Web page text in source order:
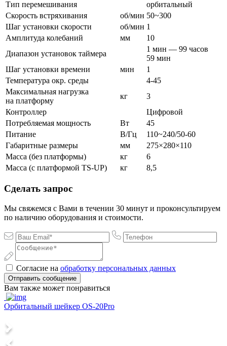
Тип перемешивания
орбитальный
Скорость встряхивания
об/мин 50~300
Шаг установки скорости
об/мин 1
Амплитуда колебаний
мм
10
Диапазон установок таймера
1 мин — 99 часов
59 мин
Шаг установки времени
мин
1
Температура окр. среды
4-45
Максимальная нагрузка
на платформу
кг
3
Контроллер
Цифровой
Потребляемая мощность
Вт
45
Питание
В/Гц
110~240/50-60
Габаритные размеры
мм
275×280×110
Масса (без платформы)
кг
6
Масса (с платформой TS-UP)
кг 8,5
Сделать запрос
Мы свяжемся с Вами в течении 30 минут и проконсультируем
по наличию оборудования и стоимости.
Согласие на обработку персональных данных
Отправить сообщение
Вам также может понравиться
Орбитальный шейкер OS-20Pro